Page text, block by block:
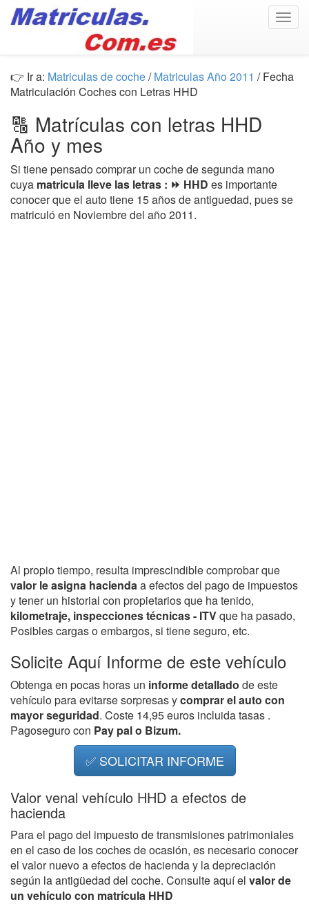
👉 Ir a: Matriculas de coche/Matriculas Año 2011 / Fecha
Matriculación Coches con Letras HHD
🔠 Matrículas con letras HHD
Año y mes
Si tiene pensado comprar un coche de segunda mano
cuya matricula lleve las letras : ⏩ HHD es importante
conocer que el auto tiene 15 años de antiguedad, pues se
matriculó en Noviembre del año 2011.
Al propio tiempo, resulta imprescindible comprobar que
valor le asigna haciendaa efectos del pago de impuestos
y tener un historial con propietarios que ha tenido,
kilometraje, inspecciones técnicas - ITVque ha pasado,
Posibles cargas o embargos, si tiene seguro, etc.
Solicite Aquí Informe de este vehículo
Obtenga en pocas horas un informe detallado de este
vehículo para evitarse sorpresas ycomprar el auto con
mayor seguridad. Coste 14,95 euros incluida tasas .
Pagoseguro con Pay pal o Bizum.
✅ SOLICITAR INFORME
Valor venal vehículo HHD a efectos de
hacienda
Para el pago del impuesto de transmisiones patrimoniales
en el caso de los coches de ocasión, es necesario conocer
el valor nuevo a efectos de hacienda y la depreciación
según la antigüedad del coche. Consulte aquí el valor de
un vehículo con matrícula HHD